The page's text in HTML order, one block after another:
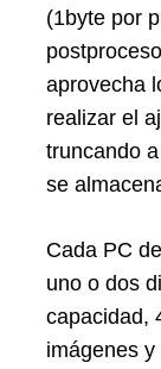
(1byte por
aprovecha
realizar el
truncando
se
Cada PC
uno o dos
capacidad,
imágenes